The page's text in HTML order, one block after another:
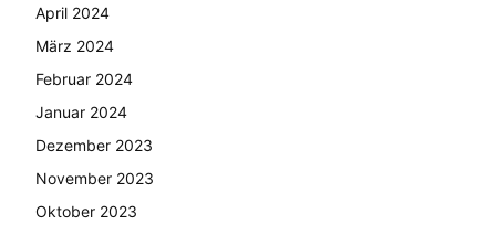
April 2024
März 2024
Februar 2024
Januar 2024
Dezember 2023
November 2023
Oktober 2023